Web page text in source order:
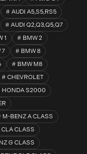
AUDI A5,S5,RS5
AUDI Q2,Q3,Q5,Q7
1
BMW 2
7
BMW 8
BMW M8
CHEVROLET
HONDA S2000
M-BENZ A CLASS
CLASS
G CLASS